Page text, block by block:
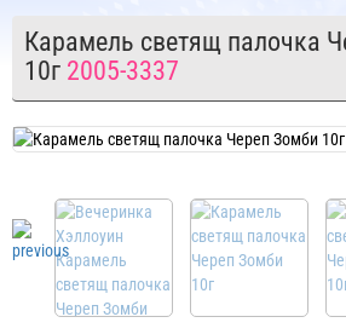
Карамель светящ палочка
10г 2005-3337